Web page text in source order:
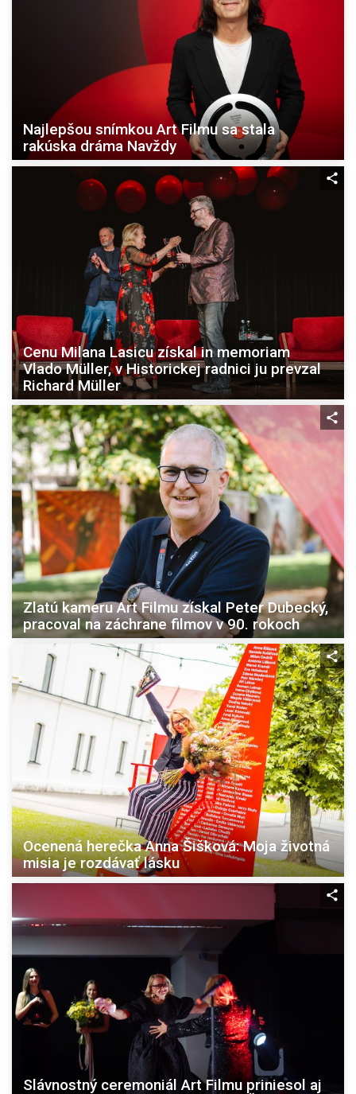
Najlepšou snímkou Art Filmu sa stala
rakúska dráma Navždy
Cenu Milana Lasicu získal in memoriam
Vlado Müller, v Historickej radnici ju prevzal
Richard Müller
Zlatú kameru Art Filmu získal Peter Dubecký,
pracoval na záchrane filmov v 90. rokoch
Ocenená herečka Anna Šišková: Moja životná
misia je rozdávať lásku
Slávnostný ceremoniál Art Filmu priniesol aj